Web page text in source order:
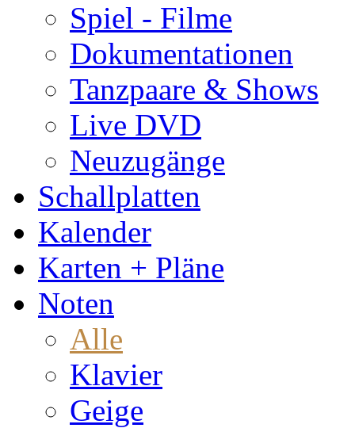
Spiel - Filme
Dokumentationen
Tanzpaare & Shows
Live DVD
Neuzugänge
Schallplatten
Kalender
Karten + Pläne
Noten
Alle
Klavier
Geige